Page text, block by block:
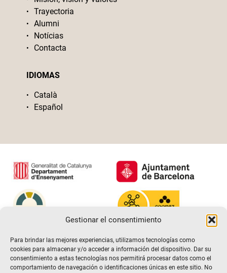
Gestionar el consentimiento
Para brindar las mejores experiencias, utilizamos tecnologías como
cookies para almacenar y/o acceder a información del dispositivo. Dar su
consentimiento a estas tecnologías nos permitirá procesar datos como el
comportamiento de navegación o identificaciones únicas en este sitio. No
Trayectoria
Alumni
Notícias
Contacta
IDIOMAS
Català
Español